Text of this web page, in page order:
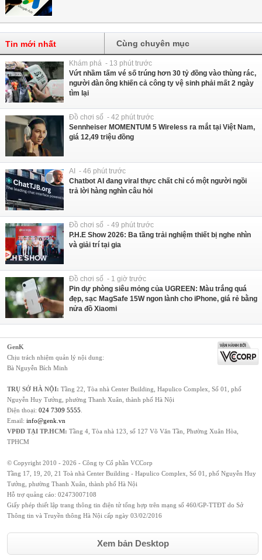
Tin mới nhất Cùng chuyên mục
Khám phá - 13 phút trước
Vứt nhầm tấm vé số trúng hơn 30 tỷ đồng vào thùng rác,
người đàn ông khiến cả công ty vệ sinh phải mất 2 ngày
tìm lại
Đồ chơi số - 42 phút trước
Sennheiser MOMENTUM 5 Wireless ra mắt tại Việt Nam,
giá 12,49 triệu đồng
AI - 46 phút trước
Chatbot AI đang viral thực chất chỉ có một người ngồi
trả lời hàng nghìn câu hỏi
Đồ chơi số - 49 phút trước
P.H.E Show 2026: Ba tầng trải nghiệm thiết bị nghe nhìn
và giải trí tại gia
Đồ chơi số - 1 giờ trước
Pin dự phòng siêu mỏng của UGREEN: Màu trắng quá
đẹp, sạc MagSafe 15W ngon lành cho iPhone, giá rẻ bằng
nửa đồ Xiaomi
GenK
Chịu trách nhiệm quản lý nội dung:
Bà Nguyễn Bích Minh
TRỤ SỞ HÀ NỘI: Tầng 22, Tòa nhà Center Building, Hapulico Complex, Số 01, phố
Nguyễn Huy Tưởng, phường Thanh Xuân, thành phố Hà Nội
Điện thoại: 024 7309 5555
Email: info@genk.vn
VPĐD TẠI TP.HCM: Tầng 4, Tòa nhà 123, số 127 Võ Văn Tần, Phường Xuân Hòa,
TPHCM
© Copyright 2010 - 2026 - Công ty Cổ phần VCCorp
Tầng 17, 19, 20, 21 Toà nhà Center Building - Hapulico Complex, Số 01, phố Nguyễn Huy
Tưởng, phường Thanh Xuân, thành phố Hà Nội
Hỗ trợ quảng cáo: 02473007108
Giấy phép thiết lập trang thông tin điện tử tổng hợp trên mạng số 460/GP-TTĐT do Sở
Thông tin và Truyền thông Hà Nội cấp ngày 03/02/2016
Xem bản Desktop